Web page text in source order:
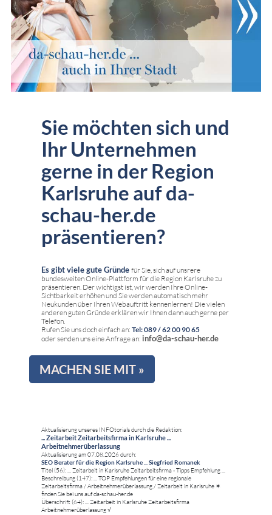
Sie möchten sich und
Ihr Unternehmen
gerne in der Region
Karlsruhe auf da-
schau-her.de
präsentieren?
Es gibt viele gute Gründe für Sie, sich auf unsrere
bundesweiten Online-Plattform für die Region Karlsruhe zu
präsentieren. Der wichtigst ist, wir werden Ihre Online-
Sichtbarkeit erhöhen und Sie werden automatisch mehr
Neukunden über Ihren Webauftritt kennenlernen! Die vielen
anderen guten Gründe erklären wir Ihnen dann auch gerne per
Telefon.
Rufen Sie uns doch einfach an: Tel: 089 / 62 00 90 65
oder senden uns eine Anfrage an: info@da-schau-her.de
MACHEN SIE MIT »
Aktualisierung unseres INFOtorials durch die Redaktion:
... Zeitarbeit Zeitarbeitsfirma in Karlsruhe ...
Arbeitnehmerüberlassung
Aktualisierung am 07.08.2026 durch:
SEO Berater für die Region Karlsruhe ... Siegfried Romanek
Titel (56): ... Zeitarbeit in Karlsruhe Zeitarbeitsfirma - Tipps Empfehlung ...
Beschreibung (147): ... TOP Empfehlungen für eine regionale
Zeitarbeitsfirma / Arbeitnehmerüberlassung / Zeitarbeit in Karlsruhe ✶
finden Sie bei uns auf da-schau-her.de
Überschrift (64): ... Zeitarbeit in Karlsruhe Zeitarbeitsfirma
Arbeitnehmerüberlassung √